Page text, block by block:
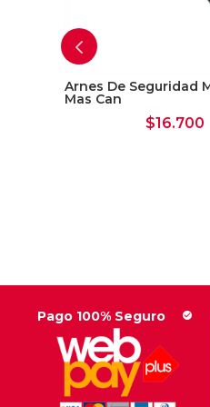
Arnes De Seguridad
Mas Can
$16.700
Pago 100% Seguro check_circle